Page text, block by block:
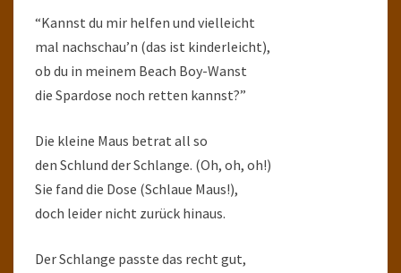
“Kannst du mir helfen und vielleicht
mal nachschau’n (das ist kinderleicht),
ob du in meinem Beach Boy-Wanst
die Spardose noch retten kannst?”
Die kleine Maus betrat all so
den Schlund der Schlange. (Oh, oh, oh!)
Sie fand die Dose (Schlaue Maus!),
doch leider nicht zurück hinaus.
Der Schlange passte das recht gut,